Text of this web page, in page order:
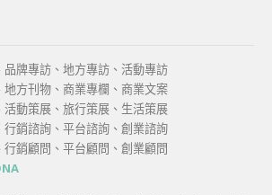
牌專訪、地方專訪、活動專訪
方刊物、商業專欄、商業文案
動策展、旅行策展、生活策展
銷諮詢、平台諮詢、創業諮詢
銷顧問、平台顧問、創業顧問